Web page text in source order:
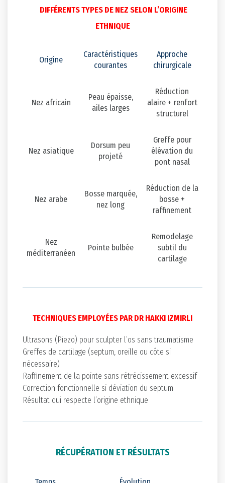
DIFFÉRENTS TYPES DE NEZ SELON L’ORIGINE
ETHNIQUE
Origine
Caractéristiques
courantes
Approche
chirurgicale
Nez africain
Peau épaisse,
ailes larges
Réduction
alaire + renfort
structurel
Nez asiatique
Dorsum peu
projeté
Greffe pour
élévation du
pont nasal
Nez arabe
Bosse marquée,
nez long
Réduction de la
bosse +
raffinement
Nez
méditerranéen
Pointe bulbée
Remodelage
subtil du
cartilage
TECHNIQUES EMPLOYÉES PAR DR HAKKI IZMIRLI
Ultrasons (Piezo) pour sculpter l’os sans traumatisme
Greffes de cartilage (septum, oreille ou côte si
nécessaire)
Raffinement de la pointe sans rétrécissement excessif
Correction fonctionnelle si déviation du septum
Résultat qui respecte l’origine ethnique
RÉCUPÉRATION ET RÉSULTATS